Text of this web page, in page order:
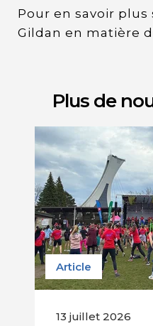
Pour en savoir
Gildan en matière
Plus de
Article
13 juillet 2026